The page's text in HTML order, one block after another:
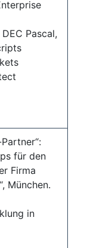
Pascal,
für den
Firma
München.
in